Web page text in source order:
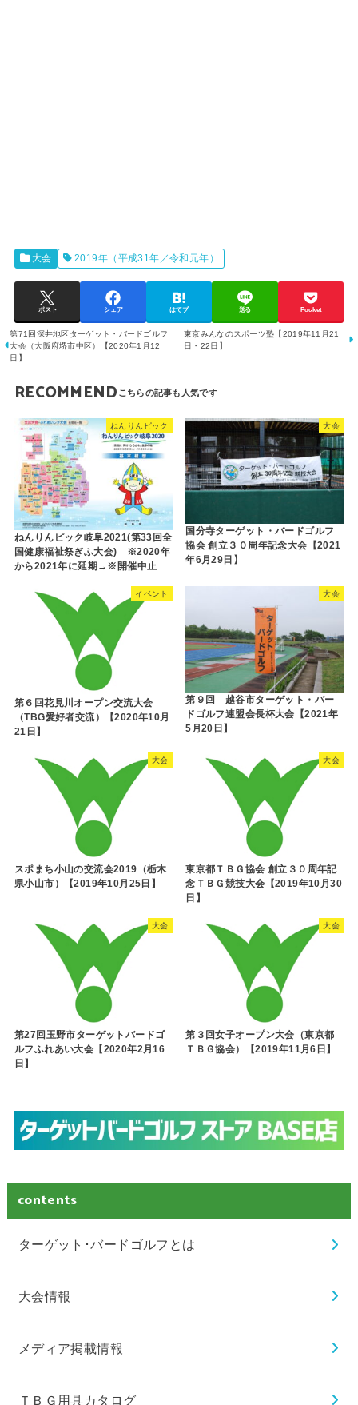
大会 2019年（平成31年／令和元年）
ポスト シェア はてブ 送る Pocket
第71回深井地区ターゲット・バードゴルフ
大会（大阪府堺市中区）【2020年1月12
日】
東京みんなのスポーツ塾【2019年11月21
日・22日】
RECOMMEND
ねんりんピック
ねんりんピック岐阜2021(第33回全
国健康福祉祭ぎふ大会) ※2020年
から2021年に延期→※開催中止
大会
国分寺ターゲット・バードゴルフ
協会 創立３０周年記念大会【2021
年6月29日】
イベント
第６回花見川オープン交流大会
（TBG愛好者交流）【2020年10月
21日】
大会
第９回 越谷市ターゲット・バー
ドゴルフ連盟会長杯大会【2021年
5月20日】
大会
スポまち小山の交流会2019（栃木
県小山市）【2019年10月25日】
大会
東京都ＴＢＧ協会 創立３０周年記
念ＴＢＧ競技大会【2019年10月30
日】
大会
第27回玉野市ターゲットバードゴ
ルフふれあい大会【2020年2月16
日】
大会
第３回女子オープン大会（東京都
ＴＢＧ協会）【2019年11月6日】
contents
ターゲット･バードゴルフとは
大会情報
メディア掲載情報
ＴＢＧ用具カタログ